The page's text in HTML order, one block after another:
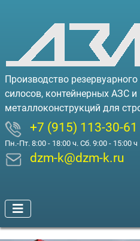
Производство
силосов, контейнерных АЗС и
металлоконструкций для
+7 (915) 113-30-61
Пн.-Пт. 8:00 - 18:00 ч. Сб. 9:00 - 15:00 ч
dzm-k@dzm-k.ru